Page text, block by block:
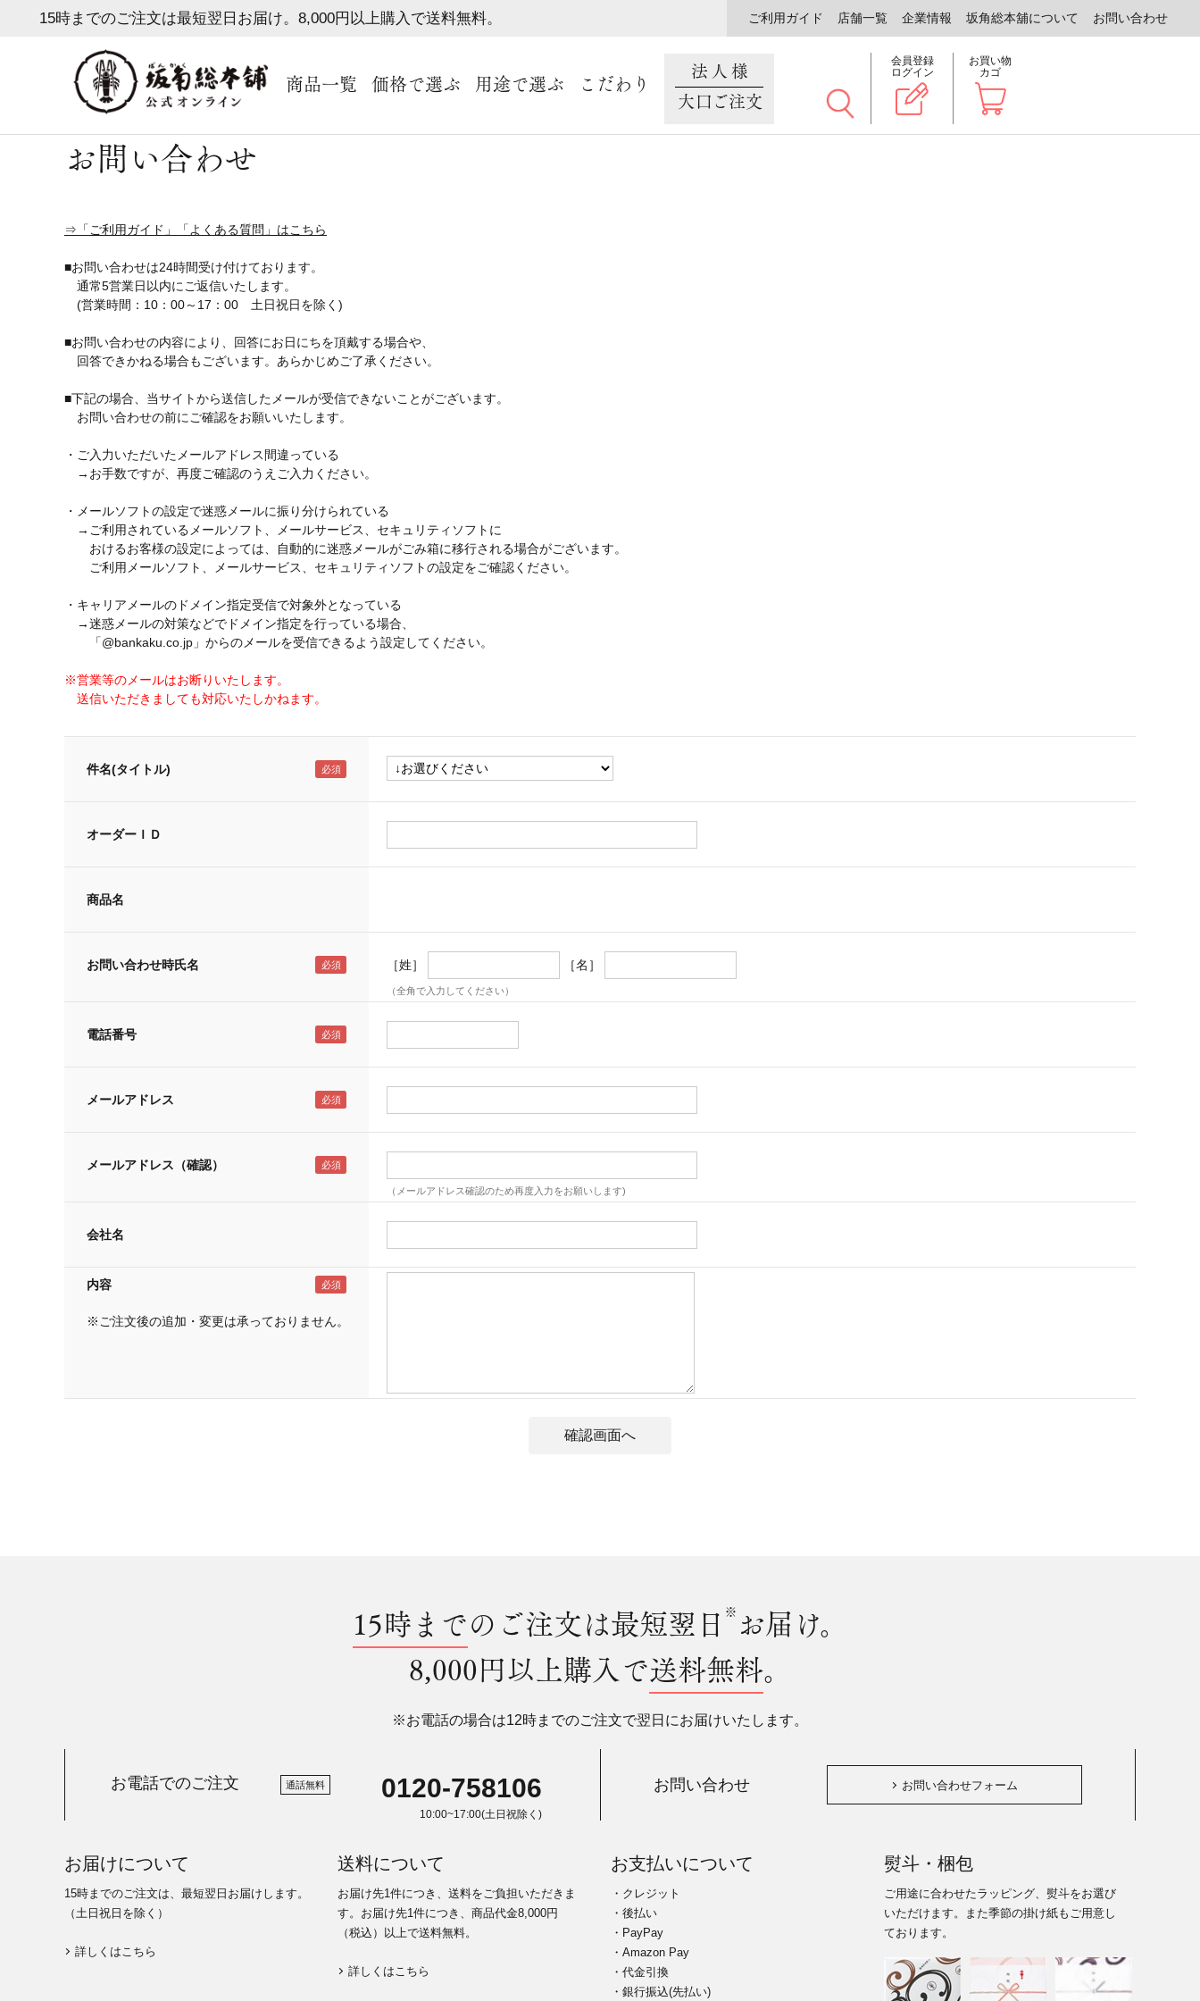
15時までのご注文は最短翌日お届け。8,000円以上購入で送料無料。 ご利用ガイド 店舗一覧 企業情報 坂角総本舖について お問い合わせ
商品一覧 価格で選ぶ 用途で選ぶ こだわり
法人様
大口ご注文
会員登録
ログイン
お買い物
カゴ
お問い合わせ
⇒「ご利用ガイド」「よくある質問」はこちら
■お問い合わせは24時間受け付けております。
通常5営業日以内にご返信いたします。
(営業時間：10：00～17：00 土日祝日を除く)
■お問い合わせの内容により、回答にお日にちを頂戴する場合や、
回答できかねる場合もございます。あらかじめご了承ください。
■下記の場合、当サイトから送信したメールが受信できないことがございます。
お問い合わせの前にご確認をお願いいたします。
・ご入力いただいたメールアドレス間違っている
→お手数ですが、再度ご確認のうえご入力ください。
・メールソフトの設定で迷惑メールに振り分けられている
→ご利用されているメールソフト、メールサービス、セキュリティソフトに
おけるお客様の設定によっては、自動的に迷惑メールがごみ箱に移行される場合がございます。
ご利用メールソフト、メールサービス、セキュリティソフトの設定をご確認ください。
・キャリアメールのドメイン指定受信で対象外となっている
→迷惑メールの対策などでドメイン指定を行っている場合、
「@bankaku.co.jp」からのメールを受信できるよう設定してください。
※営業等のメールはお断りいたします。
送信いただきましても対応いたしかねます。
件名(タイトル)
オーダーＩＤ
商品名
お問い合わせ時氏名 ［姓］ ［名］
（全角で入力してください）
電話番号
メールアドレス
メールアドレス（確認）
（メールアドレス確認のため再度入力をお願いします)
会社名
内容
※ご注文後の追加・変更は承っておりません。
15時までのご注文は最短翌日 ※ お届け。
8,000円以上購入で送料無料。
※お電話の場合は12時までのご注文で翌日にお届けいたします。
お電話でのご注文 通話無料 0120-758106
10:00~17:00(土日祝除く)
お問い合わせ お問い合わせフォーム
お届けについて
15時までのご注文は、最短翌日お届けします。
（土日祝日を除く）
詳しくはこちら
送料について
お届け先1件につき、送料をご負担いただきま
す。お届け先1件につき、商品代金8,000円
（税込）以上で送料無料。
詳しくはこちら
お支払いについて
・クレジット
・後払い
・PayPay
・Amazon Pay
・代金引換
・銀行振込(先払い)
熨斗・梱包
ご用途に合わせたラッピング、熨斗をお選び
いただけます。また季節の掛け紙もご用意し
ております。